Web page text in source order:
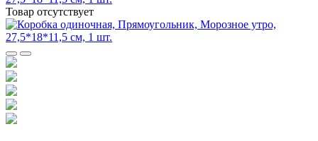
Товар отсутствует